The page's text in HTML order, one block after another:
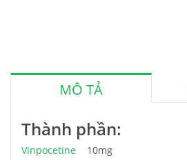
MÔ TẢ
Thành phần:
Vinpocetine 10mg